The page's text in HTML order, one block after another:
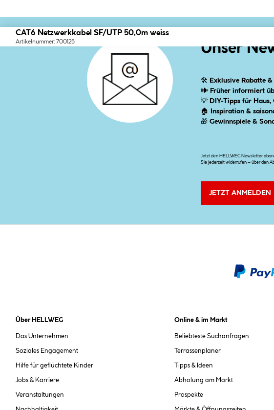
CAT6 Netzwerkkabel SF/UTP 50,0m weiss
Artikelnummer: 700125 Unser
🛠 Exklusive Rabatte
🕪 Früher informiert
💡 DIY-Tipps für
🏠
Inspiration &
🎁Gewinnspiele &
Jetzt den HELLWEG Newsletter
Sie jederzeit widerrufen – über den
JETZT ANMELDEN
Über HELLWEG
Das Unternehmen
Soziales Engagement
Hilfe für geflüchtete Kinder
Jobs & Karriere
Veranstaltungen
Online & im Markt
Beliebteste Suchanfragen
Terrassenplaner
Tipps & Ideen
Abholung am Markt
Prospekte